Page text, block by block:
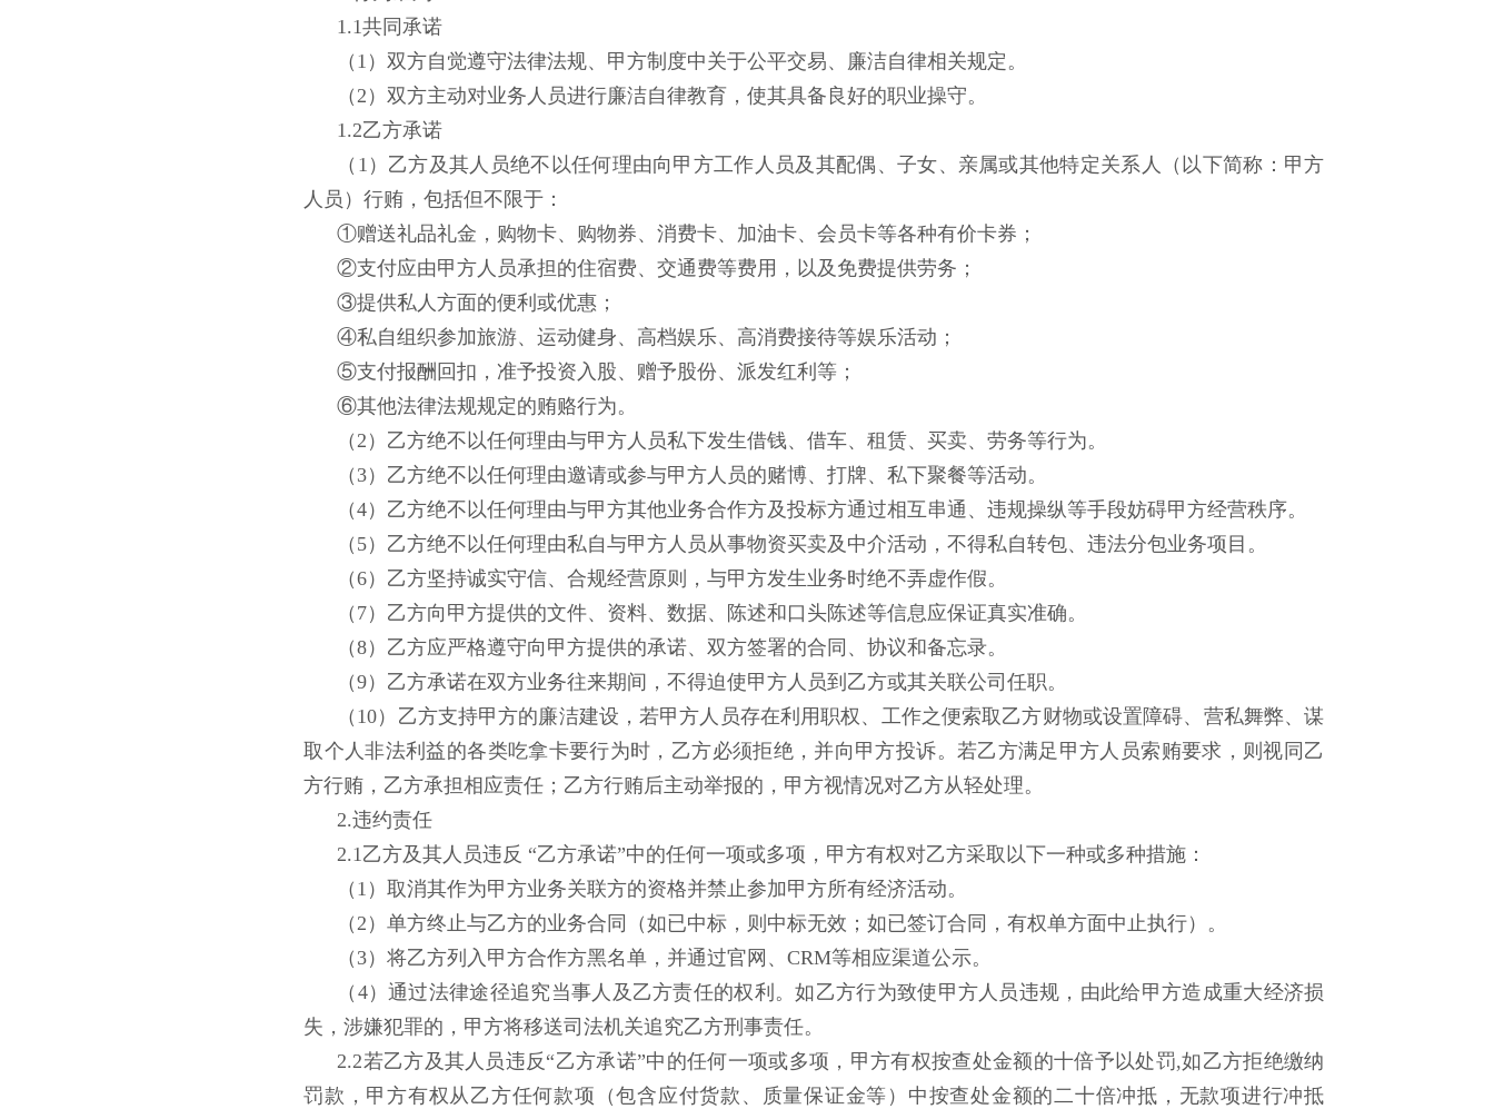
1.1共同承诺
（1）双方自觉遵守法律法规、甲方制度中关于公平交易、廉洁自律相关规定。
（2）双方主动对业务人员进行廉洁自律教育，使其具备良好的职业操守。
1.2乙方承诺
（1）乙方及其人员绝不以任何理由向甲方工作人员及其配偶、子女、亲属或其他特定关系人（以下简称：甲方
人员）行贿，包括但不限于：
①赠送礼品礼金，购物卡、购物券、消费卡、加油卡、会员卡等各种有价卡券；
②支付应由甲方人员承担的住宿费、交通费等费用，以及免费提供劳务；
③提供私人方面的便利或优惠；
④私自组织参加旅游、运动健身、高档娱乐、高消费接待等娱乐活动；
⑤支付报酬回扣，准予投资入股、赠予股份、派发红利等；
⑥其他法律法规规定的贿赂行为。
（2）乙方绝不以任何理由与甲方人员私下发生借钱、借车、租赁、买卖、劳务等行为。
（3）乙方绝不以任何理由邀请或参与甲方人员的赌博、打牌、私下聚餐等活动。
（4）乙方绝不以任何理由与甲方其他业务合作方及投标方通过相互串通、违规操纵等手段妨碍甲方经营秩序。
（5）乙方绝不以任何理由私自与甲方人员从事物资买卖及中介活动，不得私自转包、违法分包业务项目。
（6）乙方坚持诚实守信、合规经营原则，与甲方发生业务时绝不弄虚作假。
（7）乙方向甲方提供的文件、资料、数据、陈述和口头陈述等信息应保证真实准确。
（8）乙方应严格遵守向甲方提供的承诺、双方签署的合同、协议和备忘录。
（9）乙方承诺在双方业务往来期间，不得迫使甲方人员到乙方或其关联公司任职。
（10）乙方支持甲方的廉洁建设，若甲方人员存在利用职权、工作之便索取乙方财物或设置障碍、营私舞弊、谋
取个人非法利益的各类吃拿卡要行为时，乙方必须拒绝，并向甲方投诉。若乙方满足甲方人员索贿要求，则视同乙
方行贿，乙方承担相应责任；乙方行贿后主动举报的，甲方视情况对乙方从轻处理。
2.违约责任
2.1乙方及其人员违反 “乙方承诺”中的任何一项或多项，甲方有权对乙方采取以下一种或多种措施：
（1）取消其作为甲方业务关联方的资格并禁止参加甲方所有经济活动。
（2）单方终止与乙方的业务合同（如已中标，则中标无效；如已签订合同，有权单方面中止执行）。
（3）将乙方列入甲方合作方黑名单，并通过官网、CRM等相应渠道公示。
（4）通过法律途径追究当事人及乙方责任的权利。如乙方行为致使甲方人员违规，由此给甲方造成重大经济损
失，涉嫌犯罪的，甲方将移送司法机关追究乙方刑事责任。
2.2若乙方及其人员违反“乙方承诺”中的任何一项或多项，甲方有权按查处金额的十倍予以处罚,如乙方拒绝缴纳
罚款，甲方有权从乙方任何款项（包含应付货款、质量保证金等）中按查处金额的二十倍冲抵，无款项进行冲抵